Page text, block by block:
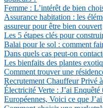
Femme : L’intérêt de bien
Assurance habitation : les
assureur pour être bien couvert
Les 5 étapes clés pour
Balai pour le sol : comment
Dans quels cas peut-on
Les bienfaits des plantes
Comment trouver une
Recrutement Chauffeur Privé
Électricité Verte : J’ai
Européennes, Voici ce que